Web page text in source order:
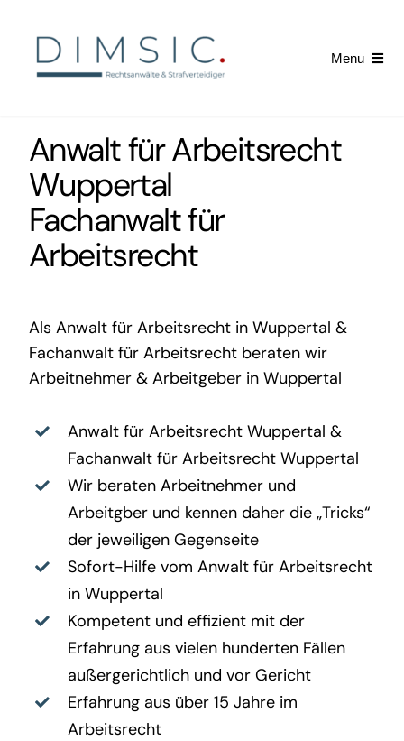
content
Menu
Arbeitsrecht
Kündigung erhalten
News
Anwalt für Arbeitsrecht
Wuppertal
Fachanwalt für
Arbeitsrecht
Als Anwalt für Arbeitsrecht in Wuppertal &
Fachanwalt für Arbeitsrechtberaten wir
Arbeitnehmer & Arbeitgeber in Wuppertal
Anwalt für Arbeitsrecht Wuppertal &
Fachanwalt für Arbeitsrecht Wuppertal
Wir beraten Arbeitnehmer und
Arbeitgber und kennen daher die „Tricks“
der jeweiligen Gegenseite
Sofort-Hilfe vomAnwalt für Arbeitsrecht
in Wuppertal
Kompetent und effizient mit der
Erfahrung aus vielen hunderten Fällen
außergerichtlich und vor Gericht
Erfahrung aus über 15 Jahre im
Arbeitsrecht